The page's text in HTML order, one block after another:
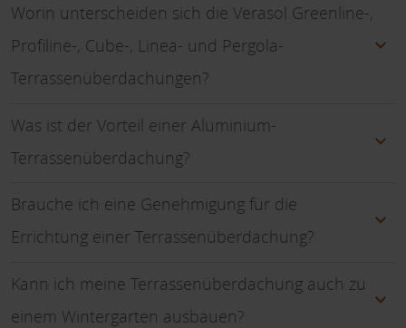
Worin unterscheiden sich die Verasol Greenline-,
Profiline-, Cube-, Linea- und Pergola-
Terrassenüberdachungen?
Was ist der Vorteil einer Aluminium-
Terrassenüberdachung?
Brauche ich eine Genehmigung für die
Errichtung einer Terrassenüberdachung?
Kann ich meine Terrassenüberdachung auch zu
einem Wintergarten ausbauen?